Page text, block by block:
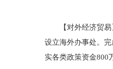
【对外经济贸易】
设立海外办事处。
实各类政策资金800